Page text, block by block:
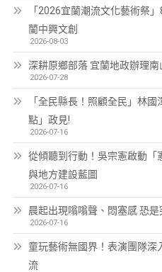
「2026宜蘭潮流文化藝術祭
蘭中興文創
2026-08-03
深耕原鄉部落 宜蘭地政辦理
2026-07-28
「全民縣長！照顧全民」林
點」政見!
2026-07-16
從傾聽到行動！吳宗憲啟動
與地方建設藍圖
2026-07-16
晨起出現嗡嗡聲、悶塞感 恐是
2026-07-16
童玩藝術無國界！表演團隊深
流